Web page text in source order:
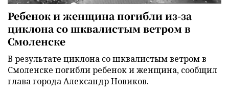
Ребенок и женщина погибли из-за
циклона со шквалистым ветром в
Смоленске
В результате циклона со шквалистым ветром в
Смоленске погибли ребенок и женщина, сообщил
глава города Александр Новиков.